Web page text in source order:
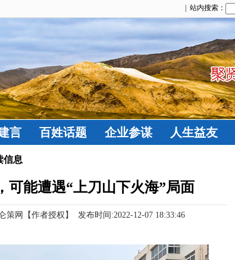
| 站内搜索：
言 百姓话题 企业参谋 人生益友
信息
可能遭遇“上刀山下火海”局面
网【作者授权】 发布时间:2022-12-07 18:33:46